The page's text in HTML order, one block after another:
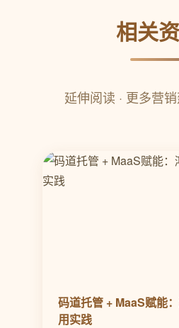
相关
延伸阅读 · 更多营
码道托管 + MaaS赋能
用实践